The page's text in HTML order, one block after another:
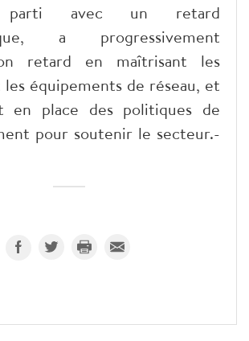
parti avec un retard
a progressivement
retard en maîtrisant les
équipements de réseau, et
en place des politiques de
pour soutenir le secteur.-